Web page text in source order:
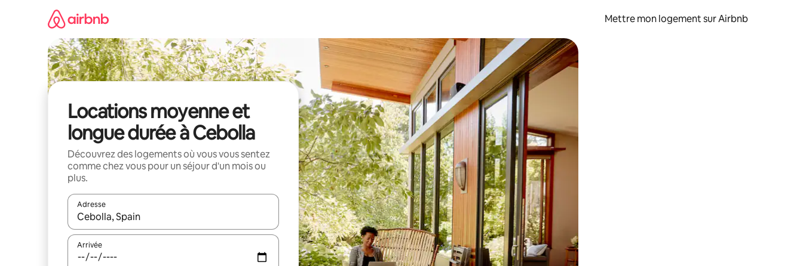
Mettre mon logement sur Airbnb
Locations moyenne et
longue durée à Cebolla
Découvrez des logements où vous vous sentez
comme chez vous pour un séjour d'un mois ou
plus.
Adresse
Lorsque les résultats s'affichent, utilisez les flèches vers le haut et vers le bas pour les parcourir ou en appuyant et en faisant glisser.
Arrivée